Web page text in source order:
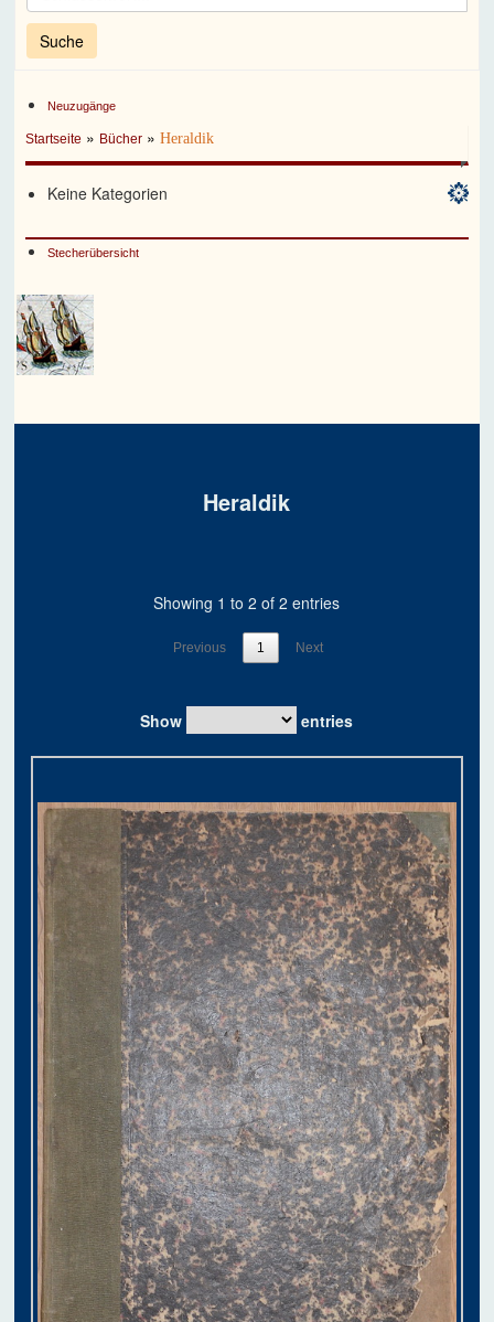
Neuzugänge
Startseite » Bücher »Heraldik
Keine Kategorien
Stecherübersicht
Heraldik
Show entries
Showing 1 to 2 of 2 entries
Previous 1 Next